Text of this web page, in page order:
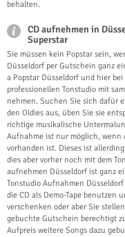
behalten.
CD aufnehmen in
Superstar
Sie müssen kein Popstar sein,
Düsseldorf per Gutschein ganz
a Popstar Düsseldorf und hier
professionellen Tonstudio mit
nehmen. Suchen Sie sich dafür
den Oldies aus, üben Sie sie
richtige musikalische
Aufnahme ist nur möglich, wenn
vorhanden ist. Dieses ist
dies aber vorher noch mit dem
aufnehmen Düsseldorf ist ganz
Tonstudio Aufnahmen
die CD als Demo-Tape benutzen
verschenken oder aber Sie
gebuchte Gutschein berechtigt
Aufpreis weitere Songs dazu